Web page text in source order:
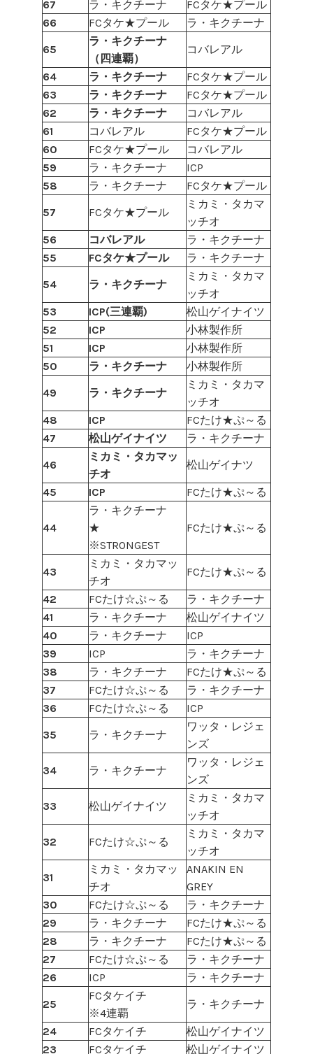
67 ラ・キクチーナ
FCタケ★プール
66
FCタケ★プール
ラ・キクチーナ
65
ラ・キクチーナ
（四連覇）
コバレアル
64 ラ・キクチーナ
FCタケ★プール
63
ラ・キクチーナ
FCタケ★プール
62
ラ・キクチーナ
コバレアル
61
コバレアル
FCタケ★プール
60
FCタケ★プール
コバレアル
59
ラ・キクチーナ
ICP
58
ラ・キクチーナ
FCタケ★プール
57
FCタケ★プール
ミカミ・タカマ
ッチオ
56
コバレアル
ラ・キクチーナ
55
FCタケ★プール
ラ・キクチーナ
54
ラ・キクチーナ
ミカミ・タカマ
ッチオ
53
ICP(三連覇)
松山ゲイナイツ
52
ICP
小林製作所
51
ICP
小林製作所
50
ラ・キクチーナ
小林製作所
49
ラ・キクチーナ
ミカミ・タカマ
ッチオ
48
ICP
FCたけ★ぷ～る
47
松山ゲイナイツ
ラ・キクチーナ
46
ミカミ・タカマッ
チオ
松山ゲイナツ
45 ICP FCたけ★ぷ～る
44
ラ・キクチーナ
★
※STRONGEST
FCたけ★ぷ～る
43
ミカミ・タカマッ
チオ
FCたけ★ぷ～る
42 FCたけ☆ぷ～る
ラ・キクチーナ
41
ラ・キクチーナ
松山ゲイナイツ
40
ラ・キクチーナ
ICP
39
ICP
ラ・キクチーナ
38
ラ・キクチーナ
FCたけ★ぷ～る
37
FCたけ☆ぷ～る
ラ・キクチーナ
36
FCたけ☆ぷ～る
ICP
35
ラ・キクチーナ
ワッタ・レジェ
ンズ
34
ラ・キクチーナ
ワッタ・レジェ
ンズ
33
松山ゲイナイツ
ミカミ・タカマ
ッチオ
32
FCたけ☆ぷ～る
ミカミ・タカマ
ッチオ
31
ミカミ・タカマッ
チオ
ANAKIN EN
GREY
30
FCたけ☆ぷ～る
ラ・キクチーナ
29
ラ・キクチーナ
FCたけ★ぷ～る
28
ラ・キクチーナ
FCたけ★ぷ～る
27
FCたけ☆ぷ～る
ラ・キクチーナ
26
ICP
ラ・キクチーナ
25
FCタケイチ
※4連覇
ラ・キクチーナ
24 FCタケイチ
松山ゲイナイツ
23
FCタケイチ
松山ゲイナイツ